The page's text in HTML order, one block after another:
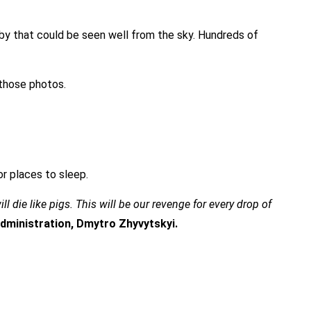
that could be seen well from the sky. Hundreds of
photos.
places to sleep.
die like pigs. This will be our revenge for every drop of
Dmytro Zhyvytskyi.